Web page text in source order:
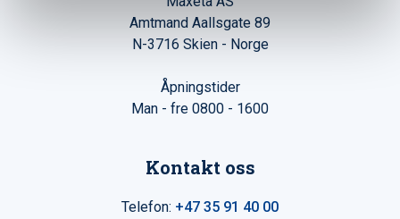
Amtmand Aallsgate 89
N-3716 Skien - Norge
Åpningstider
Man - fre 0800 - 1600
Kontakt oss
Telefon: +47 35 91 40 00